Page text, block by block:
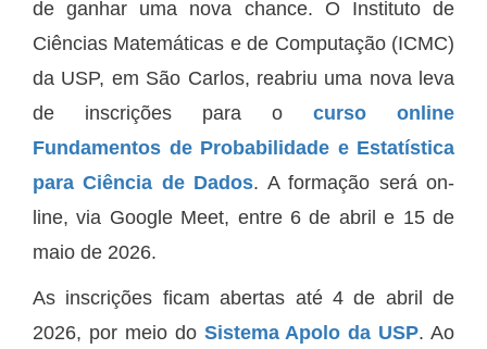
de ganhar uma nova chance. O Instituto de
Ciências Matemáticas e de Computação (ICMC)
da USP, em São Carlos, reabriu uma nova leva
de inscrições para o curso online
Fundamentos de Probabilidade e Estatística
para Ciência de Dados. A formação será on-
line, via Google Meet, entre 6 de abril e 15 de
maio de 2026.
As inscrições ficam abertas até 4 de abril de
2026, por meio do Sistema Apolo da USP. Ao